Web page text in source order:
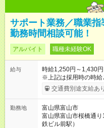
サポート業務／職業
勤務時間相談可能！
アルバイト 職種未経験OK
給与
時給1,250円～1,430円
※上記は採用時の時給
して決定します ※処
月）同条件 【試用期間】試用期間あり 試用期間の長さ：2ヶ月
交通費別途支給あり
勤務地
富山県富山市
富山県富山市桜橋通
鉄ビル前駅）